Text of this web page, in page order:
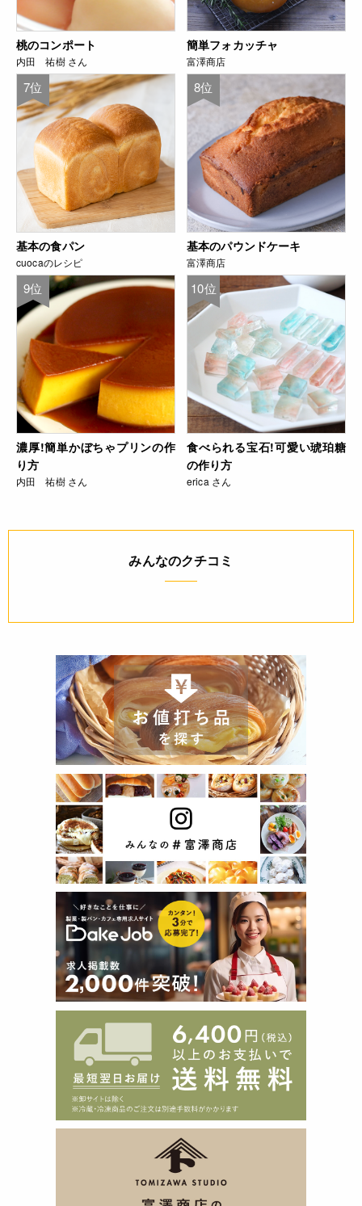
桃のコンポート
内田 祐樹 さん
簡単フォカッチャ
富澤商店
7位
基本の食パン
cuocaのレシピ
8位
基本のパウンドケーキ
富澤商店
9位
濃厚!簡単かぼちゃプリンの作
り方
内田 祐樹 さん
10位
食べられる宝石!可愛い琥珀糖
の作り方
erica さん
みんなのクチコミ